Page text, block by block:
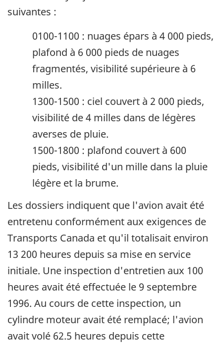
suivantes :
0100-1100 : nuages épars à 4 000 pieds,
plafond à 6 000 pieds de nuages
fragmentés, visibilité supérieure à 6
milles.
1300-1500 : ciel couvert à 2 000 pieds,
visibilité de 4 milles dans de légères
averses de pluie.
1500-1800 : plafond couvert à 600
pieds, visibilité d'un mille dans la pluie
légère et la brume.
Les dossiers indiquent que l'avion avait été
entretenu conformément aux exigences de
Transports Canada et qu'il totalisait environ
13 200 heures depuis sa mise en service
initiale. Une inspection d'entretien aux 100
heures avait été effectuée le 9 septembre
1996. Au cours de cette inspection, un
cylindre moteur avait été remplacé; l'avion
avait volé 62.5 heures depuis cette